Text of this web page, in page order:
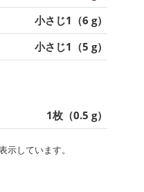
小さじ1（6 g）
小さじ1（5 g）
1枚（0.5 g）
しています。